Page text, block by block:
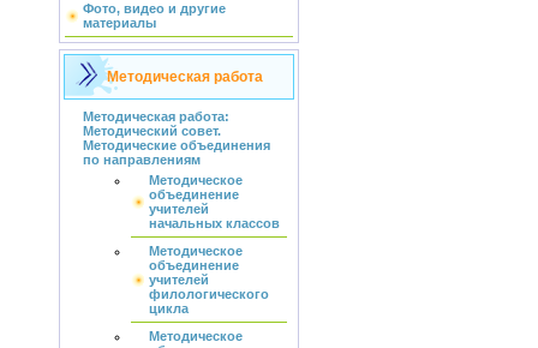
Фото, видео и другие
материалы
Методическая работа
Методическая работа:
Методический совет.
Методические объединения
по направлениям
Методическое
объединение
учителей
начальных классов
Методическое
объединение
учителей
филологического
цикла
Методическое